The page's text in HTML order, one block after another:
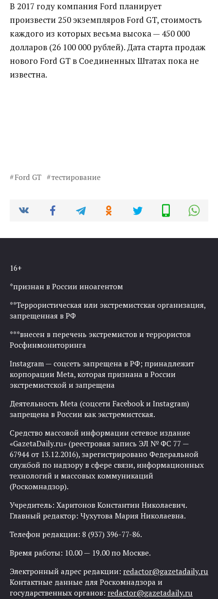
В 2017 году компания Ford планирует
произвести 250 экземпляров Ford GT, стоимость
каждого из которых весьма высока — 450 000
долларов (26 100 000 рублей). Дата старта продаж
нового Ford GT в Соединенных Штатах пока не
известна.
Ford GT тестирование
16+
*признан в России иноагентом
**Террористическая или экстремистская организация,
запрещенная в РФ
***внесен в перечень экстремистов и террористов
Росфинмониторинга
Instagram — соцсеть запрещена в РФ; принадлежит
корпорации Meta, которая признана в России
экстремистской и запрещена
Деятельность Meta (соцсети Facebook и Instagram)
запрещена в России как экстремистская.
Средство массовой информации сетевое издание
«GazetaDaily.ru» (реестровая запись ЭЛ № ФС 77 —
67944 от 13.12.2016), зарегистрировано Федеральной
службой по надзору в сфере связи, информационных
технологий и массовых коммуникаций
(Роскомнадзор).
Учредитель: Харитонов Константин Николаевич.
Главный редактор: Чухутова Мария Николаевна.
Телефон редакции: 8 (937) 396-77-86.
Время работы: 10.00 — 19.00 по Москве.
Электронный адрес редакции: redactor@gazetadaily.ru
Контактные данные для Роскомнадзора и
государственных органов: redactor@gazetadaily.ru